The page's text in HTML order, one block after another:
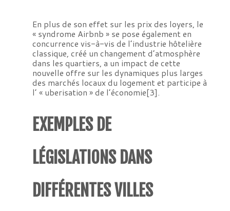
En plus de son effet sur les prix des loyers, le
« syndrome Airbnb » se pose également en
concurrence vis-à-vis de l’industrie hôtelière
classique, créé un changement d’atmosphère
dans les quartiers, a un impact de cette
nouvelle offre sur les dynamiques plus larges
des marchés locaux du logement et participe à
l’ « uberisation » de l’économie[3].
EXEMPLES DE
LÉGISLATIONS DANS
DIFFÉRENTES VILLES